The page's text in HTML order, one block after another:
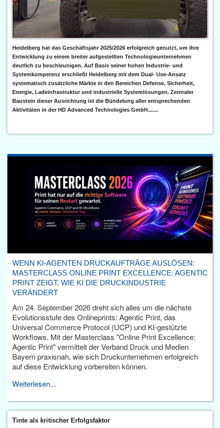
Heidelberg hat das Geschäftsjahr 2025/2026 erfolgreich genutzt, um ihre
Entwicklung zu einem breiter aufgestellten Technologieunternehmen
deutlich zu beschleunigen. Auf Basis seiner hohen Industrie- und
Systemkompetenz erschließt Heidelberg mit dem Dual- Use-Ansatz
systematisch zusätzliche Märkte in den Bereichen Defense, Sicherheit,
Energie, Ladeinfrastruktur und industrielle Systemlösungen. Zentraler
Baustein dieser Ausrichtung ist die Bündelung aller entsprechenden
Aktivitäten in der HD Advanced Technologies GmbH.......
WENN KI-AGENTEN DRUCKAUFTRÄGE AUSLÖSEN:
MASTERCLASS ONLINE PRINT EXCELLENCE: AGENTIC
PRINT ZEIGT, WIE KI DIE DRUCKINDUSTRIE
VERÄNDERT
Am 24. September 2026 dreht sich alles um die nächste
Evolutionsstufe des Onlineprints: Agentic Print, das
Universal Commerce Protocol (UCP) und KI-gestützte
Workflows. Mit der Masterclass "Online Print Excellence:
Agentic Print" vermittelt der Verband Druck und Medien
Bayern praxisnah, wie sich Druckunternehmen erfolgreich
auf diese Entwicklung vorbereiten können.
Weiterlesen...
Tinte als kritischer Erfolgsfaktor